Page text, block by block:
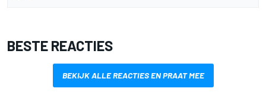
BESTE REACTIES
BEKIJK ALLE REACTIES EN PRAAT MEE